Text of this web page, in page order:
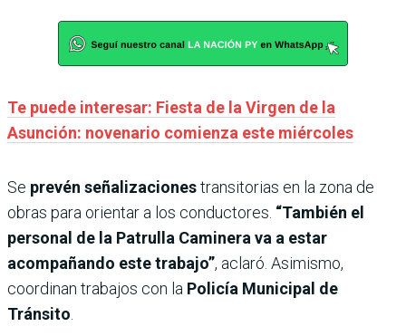
Te puede interesar: Fiesta de la Virgen de la
Asunción: novenario comienza este miércoles
Se prevén señalizacionestransitorias en la zona de
obras para orientar a los conductores. “También el
personal de la Patrulla Caminera va a estar
acompañando este trabajo”, aclaró. Asimismo,
coordinan trabajos con la Policía Municipal de
Tránsito